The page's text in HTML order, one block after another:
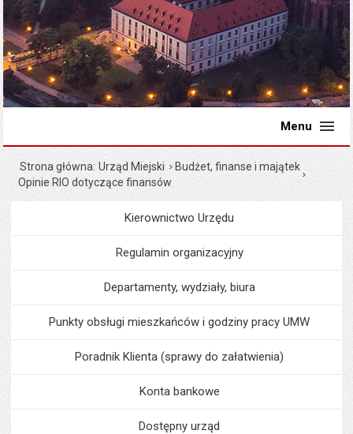
Menu
Strona główna Urząd Miejski
Budżet, finanse i majątek
Opinie RIO dotyczące finansów
MenuUrząd Miejski
Kierownictwo Urzędu
Regulamin organizacyjny
Departamenty, wydziały, biura
Punkty obsługi mieszkańców i godziny pracy UMW
Poradnik Klienta (sprawy do załatwienia)
Konta bankowe
Dostępny urząd